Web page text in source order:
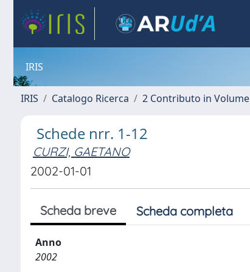
IRIS
IRIS Catalogo Ricerca 2 Contributo in Volume
Schede nrr. 1-12
CURZI, GAETANO
2002-01-01
Scheda breve Scheda completa
Anno
2002